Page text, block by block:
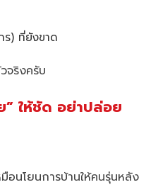
ร) ที่ยังขาด
จริงครับ
” ให้ชัด อย่าปล่อย
อนโยนการบ้านให้คนรุ่นหลัง